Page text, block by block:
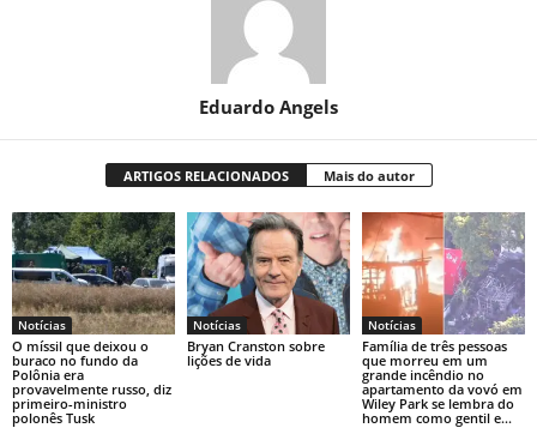
Eduardo Angels
ARTIGOS RELACIONADOS Mais do autor
Notícias
O míssil que deixou o
buraco no fundo da
Polônia era
provavelmente russo, diz
primeiro-ministro
polonês Tusk
Notícias
Bryan Cranston sobre
lições de vida
Notícias
Família de três pessoas
que morreu em um
grande incêndio no
apartamento da vovó em
Wiley Park se lembra do
homem como gentil e...